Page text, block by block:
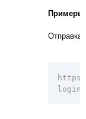
Примеры:
Отправка